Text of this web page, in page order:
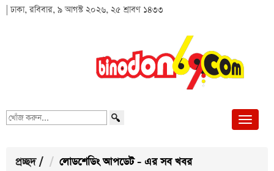
| ঢাকা, রবিবার, ৯ আগস্ট ২০২৬, ২৫ শ্রাবণ ১৪৩৩
খোঁজ
প্রচ্ছদ / লোডশেডিং আপডেট - এর সব খবর